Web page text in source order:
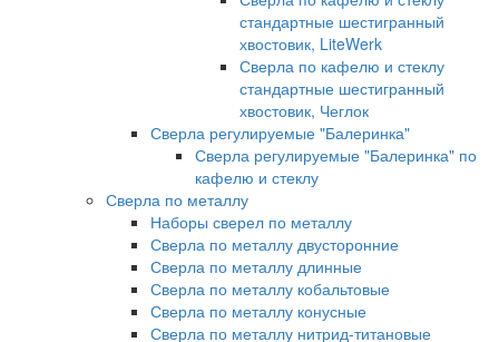
стандартные шестигранный
хвостовик, LiteWerk
Сверла по кафелю и стеклу
стандартные шестигранный
хвостовик, Чеглок
Сверла регулируемые "Балеринка"
Сверла регулируемые "Балеринка" по
кафелю и стеклу
Сверла по металлу
Наборы сверел по металлу
Сверла по металлу двусторонние
Сверла по металлу длинные
Сверла по металлу кобальтовые
Сверла по металлу конусные
Сверла по металлу нитрид-титановые